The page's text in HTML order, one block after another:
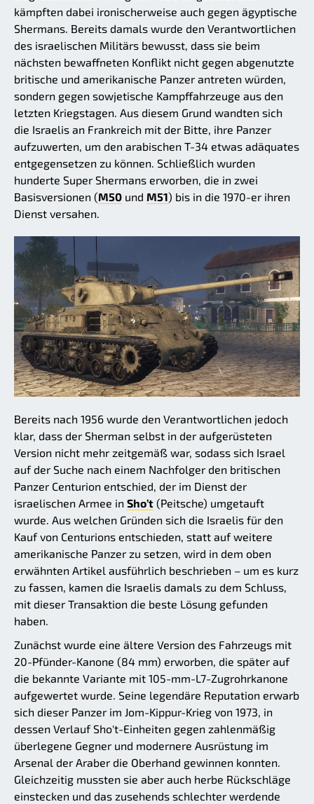
kämpften dabei ironischerweise auch gegen ägyptische
Shermans. Bereits damals wurde den Verantwortlichen
des israelischen Militärs bewusst, dass sie beim
nächsten bewaffneten Konflikt nicht gegen abgenutzte
britische und amerikanische Panzer antreten würden,
sondern gegen sowjetische Kampffahrzeuge aus den
letzten Kriegstagen. Aus diesem Grund wandten sich
die Israelis an Frankreich mit der Bitte, ihre Panzer
aufzuwerten, um den arabischen T-34 etwas adäquates
entgegensetzen zu können. Schließlich wurden
hunderte Super Shermans erworben, die in zwei
Basisversionen (M50 und M51) bis in die 1970-er ihren
Dienst versahen.
Bereits nach 1956 wurde den Verantwortlichen jedoch
klar, dass der Sherman selbst in der aufgerüsteten
Version nicht mehr zeitgemäß war, sodass sich Israel
auf der Suche nach einem Nachfolger den britischen
Panzer Centurion entschied, der im Dienst der
israelischen Armee in Sho’t (Peitsche) umgetauft
wurde. Aus welchen Gründen sich die Israelis für den
Kauf von Centurions entschieden, statt auf weitere
amerikanische Panzer zu setzen, wird in dem oben
erwähnten Artikel ausführlich beschrieben – um es kurz
zu fassen, kamen die Israelis damals zu dem Schluss,
mit dieser Transaktion die beste Lösung gefunden
haben.
Zunächst wurde eine ältere Version des Fahrzeugs mit
20-Pfünder-Kanone (84 mm) erworben, die später auf
die bekannte Variante mit 105-mm-L7-Zugrohrkanone
aufgewertet wurde. Seine legendäre Reputation erwarb
sich dieser Panzer im Jom-Kippur-Krieg von 1973, in
dessen Verlauf Sho't-Einheiten gegen zahlenmäßig
überlegene Gegner und modernere Ausrüstung im
Arsenal der Araber die Oberhand gewinnen konnten.
Gleichzeitig mussten sie aber auch herbe Rückschläge
einstecken und das zusehends schlechter werdende